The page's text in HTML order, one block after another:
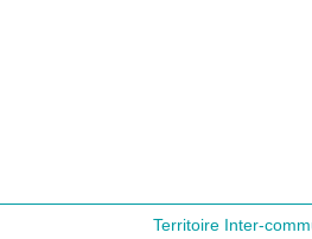
Territoire Inter-